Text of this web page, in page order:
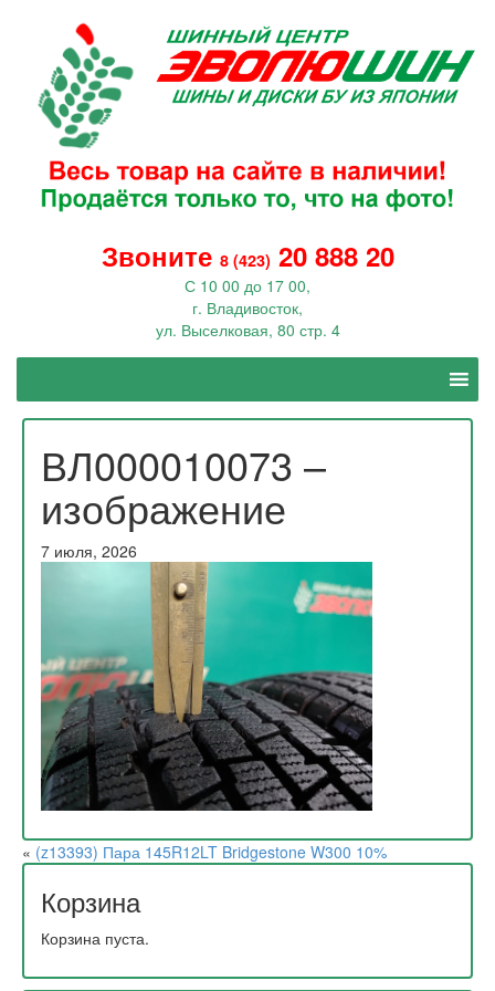
Звоните 8 (423) 20 888 20
С 10 00 до 17 00,
г. Владивосток,
ул. Выселковая, 80 стр. 4
ВЛ000010073 –
изображение
7 июля, 2026
« (z13393) Пара 145R12LT Bridgestone W300 10%
Корзина
Корзина пуста.